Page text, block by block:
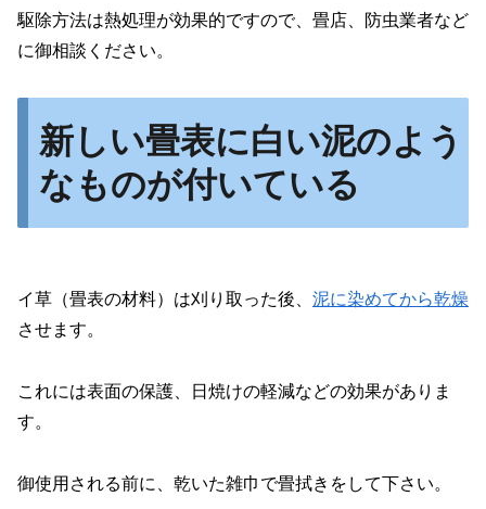
駆除方法は熱処理が効果的ですので、畳店、防虫業者など
に御相談ください。
新しい畳表に白い泥のよう
なものが付いている
イ草（畳表の材料）は刈り取った後、 泥に染めてから乾燥
させます。
これには表面の保護、日焼けの軽減などの効果がありま
す。
御使用される前に、乾いた雑巾で畳拭きをして下さい。